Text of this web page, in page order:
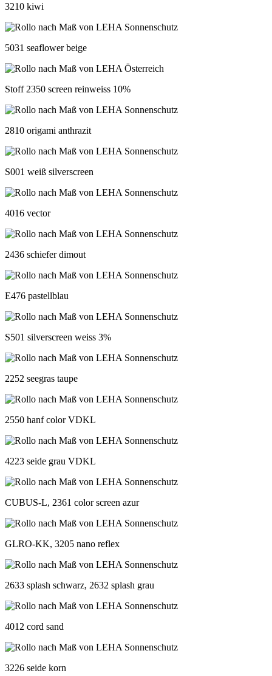
3210 kiwi
5031 seaflower beige
Stoff 2350 screen reinweiss 10%
2810 origami anthrazit
S001 weiß silverscreen
4016 vector
2436 schiefer dimout
E476 pastellblau
S501 silverscreen weiss 3%
2252 seegras taupe
2550 hanf color VDKL
4223 seide grau VDKL
CUBUS-L, 2361 color screen azur
GLRO-KK, 3205 nano reflex
2633 splash schwarz, 2632 splash grau
4012 cord sand
3226 seide korn